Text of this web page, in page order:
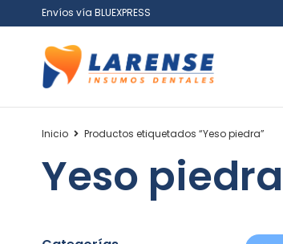
Envíos vía BLUEXPRESS
Inicio Productos etiquetados “Yeso piedra”
Yeso piedra